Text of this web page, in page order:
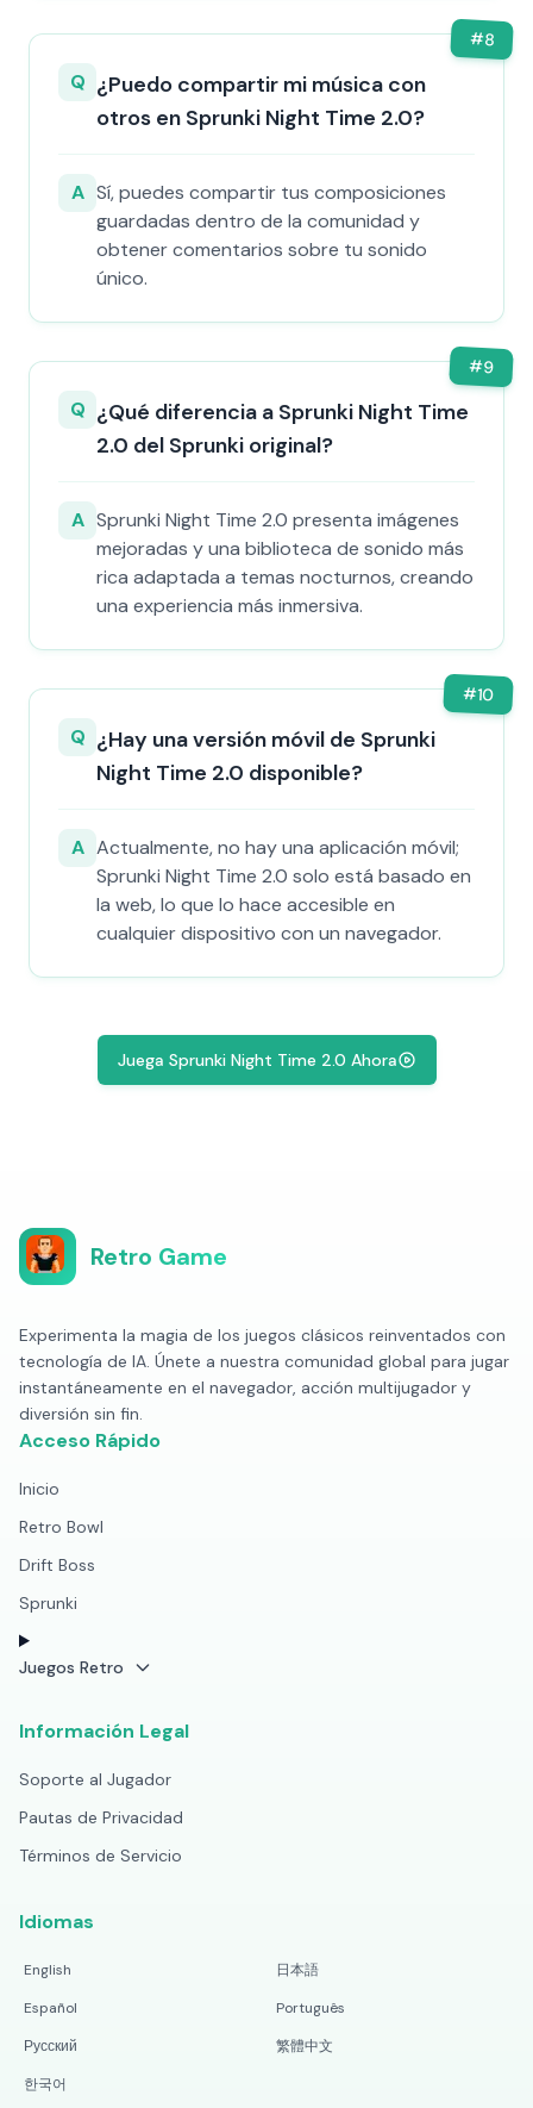
#8
Q ¿Puedo compartir mi música con
otros en Sprunki Night Time 2.0?
A Sí, puedes compartir tus composiciones
guardadas dentro de la comunidad y
obtener comentarios sobre tu sonido
único.
#9
Q ¿Qué diferencia a Sprunki Night Time
2.0 del Sprunki original?
A Sprunki Night Time 2.0 presenta imágenes
mejoradas y una biblioteca de sonido más
rica adaptada a temas nocturnos, creando
una experiencia más inmersiva.
#10
Q ¿Hay una versión móvil de Sprunki
Night Time 2.0 disponible?
A Actualmente, no hay una aplicación móvil;
Sprunki Night Time 2.0 solo está basado en
la web, lo que lo hace accesible en
cualquier dispositivo con un navegador.
Juega Sprunki Night Time 2.0 Ahora
Retro Game
Experimenta la magia de los juegos clásicos reinventados con
tecnología de IA. Únete a nuestra comunidad global para jugar
instantáneamente en el navegador, acción multijugador y
diversión sin fin.
Acceso Rápido
Inicio
Retro Bowl
Drift Boss
Sprunki
Juegos Retro
Información Legal
Soporte al Jugador
Pautas de Privacidad
Términos de Servicio
Idiomas
English
日本語
Español
Português
Русский
繁體中文
한국어